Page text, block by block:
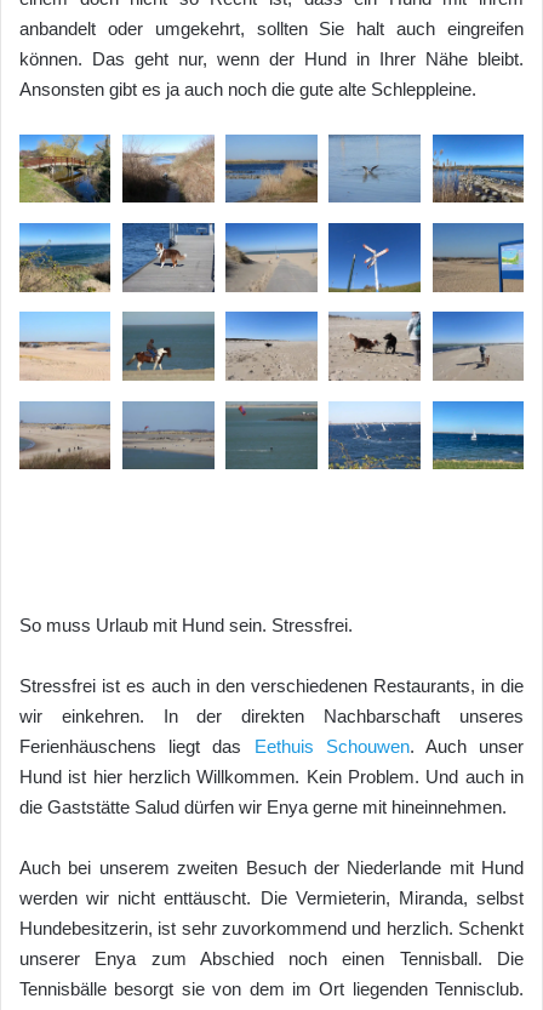
anbandelt oder umgekehrt, sollten Sie halt auch eingreifen
können. Das geht nur, wenn der Hund in Ihrer Nähe bleibt.
Ansonsten gibt es ja auch noch die gute alte Schleppleine.
So muss Urlaub mit Hund sein. Stressfrei.
Stressfrei ist es auch in den verschiedenen Restaurants, in die
wir einkehren. In der direkten Nachbarschaft unseres
Ferienhäuschens liegt das Eethuis Schouwen. Auch unser
Hund ist hier herzlich Willkommen. Kein Problem. Und auch in
die Gaststätte Salud dürfen wir Enya gerne mit hineinnehmen.
Auch bei unserem zweiten Besuch der Niederlande mit Hund
werden wir nicht enttäuscht. Die Vermieterin, Miranda, selbst
Hundebesitzerin, ist sehr zuvorkommend und herzlich. Schenkt
unserer Enya zum Abschied noch einen Tennisball. Die
Tennisbälle besorgt sie von dem im Ort liegenden Tennisclub.